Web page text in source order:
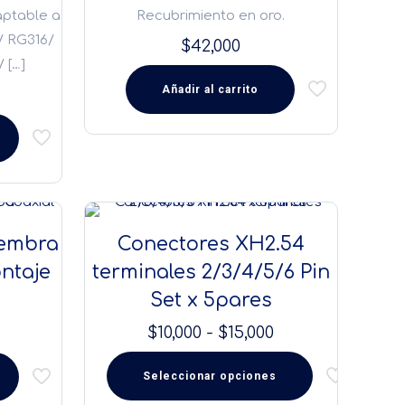
pueden
página
de
a
RG316/
[…]
Recubrimiento en oro.
$42,000
Añadir al carrito
actual
Conectores XH2.54
terminales 2/3/4/5/6 Pin
Set x 5pares
$10,000 - $15,000
de
precios:
Seleccionar opciones
Este